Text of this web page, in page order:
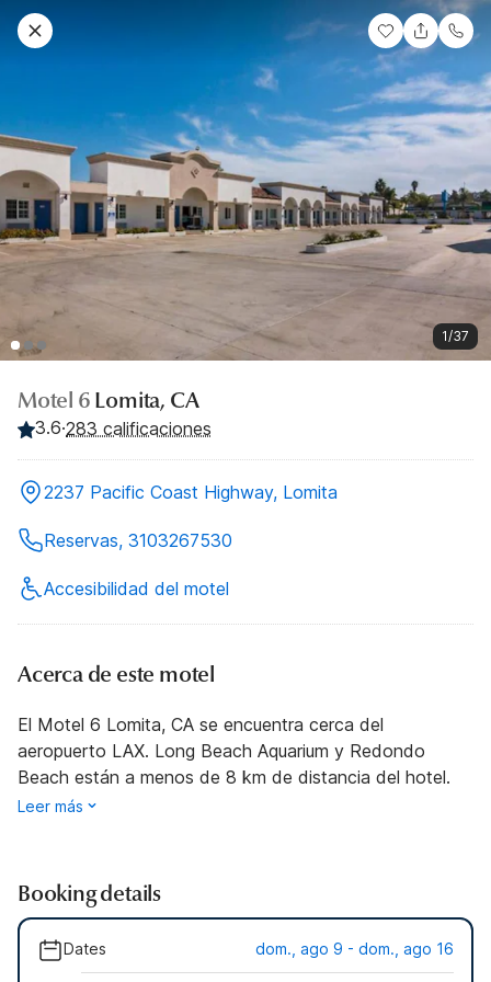
1/37
Motel 6 Lomita, CA
3.6·283 calificaciones
2237 Pacific Coast Highway, Lomita
Reservas, 3103267530
Accesibilidad del motel
Acerca de este motel
El Motel 6 Lomita, CA se encuentra cerca del
aeropuerto LAX. Long Beach Aquarium y Redondo
Beach están a menos de 8 km de distancia del hotel.
Leer más
Booking details
Dates dom., ago 9 - dom., ago 16